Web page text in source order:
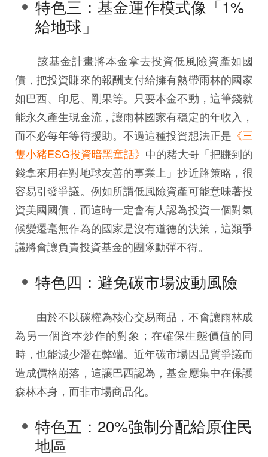
特色三：基金運作模式像「1%
給地球」
該基金計畫將本金拿去投資低風險資產如國
債，把投資賺來的報酬支付給擁有熱帶雨林的國家
如巴西、印尼、剛果等。只要本金不動，這筆錢就
能永久產生現金流，讓雨林國家有穩定的年收入，
而不必每年等待援助。不過這種投資想法正是 《三
隻小豬ESG投資暗黑童話》 中的豬大哥「把賺到的
錢拿來用在對地球友善的事業上」抄近路策略，很
容易引發爭議。例如所謂低風險資產可能意味著投
資美國國債，而這時一定會有人認為投資一個對氣
候變遷毫無作為的國家是沒有道德的決策，這類爭
議將會讓負責投資基金的團隊動彈不得。
特色四：避免碳市場波動風險
由於不以碳權為核心交易商品，不會讓雨林成
為另一個資本炒作的對象；在確保生態價值的同
時，也能減少潛在弊端。近年碳市場因品質爭議而
造成價格崩落，這讓巴西認為，基金應集中在保護
森林本身，而非市場商品化。
特色五：20%強制分配給原住民
地區